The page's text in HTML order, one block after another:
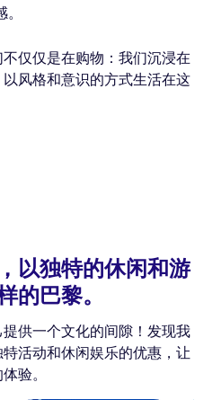
仅仅是在购物：我们沉浸在
风格和意识的方式生活在这
以独特的休闲和游
的巴黎。
供一个文化的间隙！发现我
活动和休闲娱乐的优惠，让
验。